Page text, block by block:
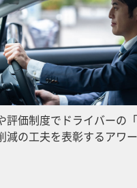
評価制度でドライバーの
減の工夫を表彰するアワ